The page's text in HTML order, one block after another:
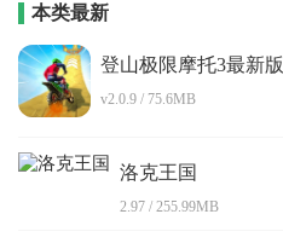
本类最新
登山极限摩托3最新版
v2.0.9 / 75.6MB
洛克王国
2.97 / 255.99MB